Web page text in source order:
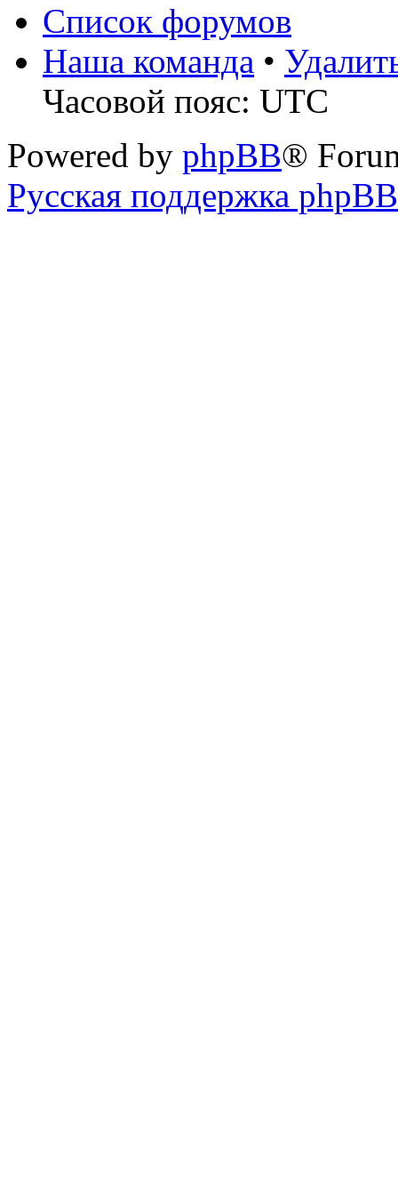
Список форумов
Наша команда •
Часовой пояс: UTC
Powered by phpBB®
Русская поддержка phpBB